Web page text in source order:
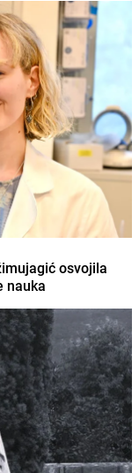
osvojila
nauka